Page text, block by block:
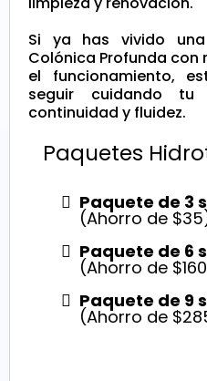
Si ya has vivido
Colónica Profunda
el funcionamiento,
seguir cuidando
continuidad y fluidez.
Paquetes
Paquete de 3
(Ahorro de
Paquete de 6
(Ahorro de
Paquete de 9
(Ahorro de